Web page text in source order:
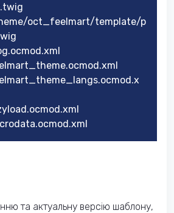
oct_feelmart/template/p
та актуальну версію шаблону,